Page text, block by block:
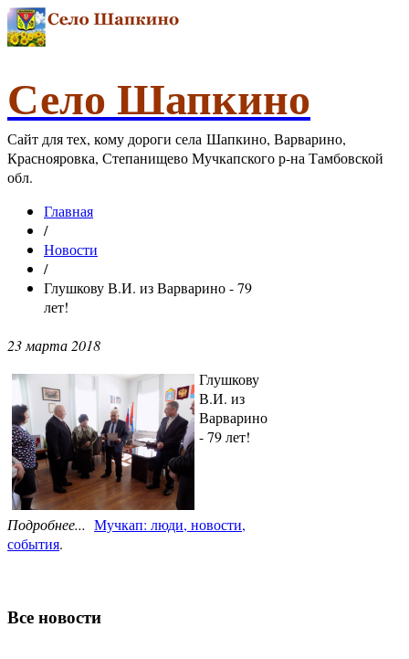
Село Шапкино
Сайт для тех, кому дороги села Шапкино, Варварино,
Краснояровка, Степанищево Мучкапского р-на Тамбовской
обл.
Главная
/
Новости
/
Глушкову В.И. из Варварино - 79
лет!
23 марта 2018
Глушкову
В.И. из
Варварино
- 79 лет!
Подробнее... Мучкап: люди, новости,
события.
Все новости